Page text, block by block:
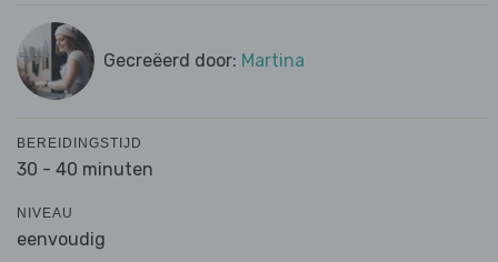
Gecreëerd door: Martina
BEREIDINGSTIJD
30 - 40 minuten
NIVEAU
eenvoudig